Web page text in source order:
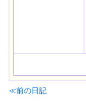
≪前の日記